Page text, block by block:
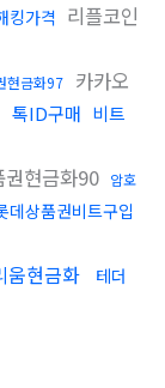
킹가격 리플코인
현금화97
카카오
톡ID구매 비트
권현금화90 암호
데상품권비트구입
움현금화
테더